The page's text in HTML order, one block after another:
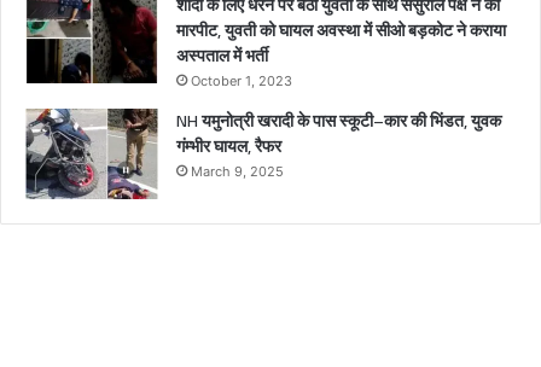
मारपीट, युवती को घायल अवस्था में सीओ बड़कोट ने कराया
अस्पताल में भर्ती
October 1, 2023
NH यमुनोत्री खरादी के पास स्कूटी–कार की भिंडत, युवक
गंम्भीर घायल, रैफर
March 9, 2025